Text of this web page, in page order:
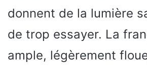
donnent de la lumière
de trop essayer. La
ample, légèrement